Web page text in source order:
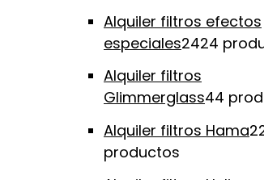
Alquiler filtros efectos
especiales2424
Alquiler filtros
Glimmerglass44
Alquiler filtros Hama2
productos